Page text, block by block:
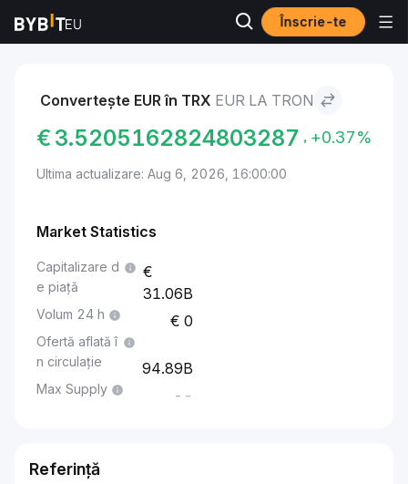
Înscrie-te
Piețe TRON Price TRX EUR to TRON
Convertește EUR în TRX EUR LA TRON
€ 3.5205162824803287 +0.37%
Ultima actualizare: Aug 6, 2026, 16:00:00
Market Statistics
Capitalizare d
e piață
31.06B
Volum 24 h 0
Ofertă aflată î
n circulație
94.89B
Max Supply --
Referință